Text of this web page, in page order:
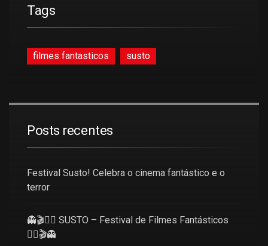
Tags
filmes fantasticos susto
Posts recentes
Festival Susto! Celebra o cinema fantástico e o
terror
👻🎬🧜‍♀️ SUSTO – Festival de Filmes Fantásticos
🧜‍♀️🎬👻